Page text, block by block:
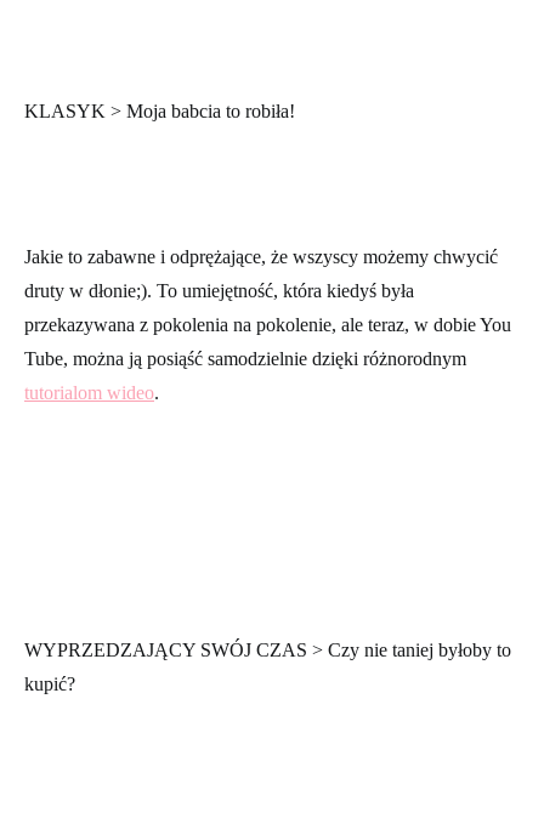
KLASYK > Moja babcia to robiła!
Jakie to zabawne i odprężające, że wszyscy możemy chwycić
druty w dłonie;). To umiejętność, która kiedyś była
przekazywana z pokolenia na pokolenie, ale teraz, w dobie You
Tube, można ją posiąść samodzielnie dzięki różnorodnym
tutorialom wideo.
WYPRZEDZAJĄCY SWÓJ CZAS > Czy nie taniej byłoby to
kupić?